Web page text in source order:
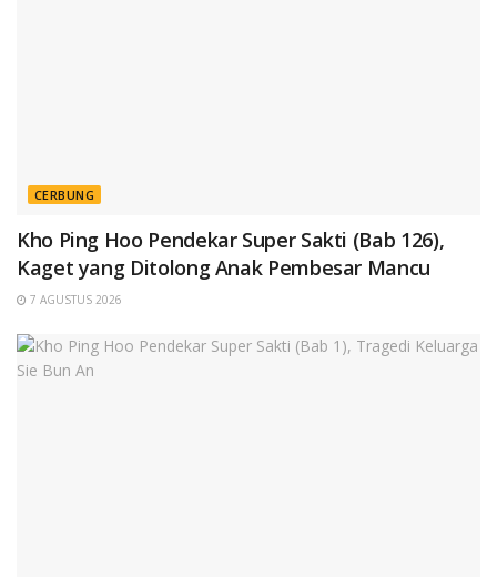
CERBUNG
Kho Ping Hoo Pendekar Super Sakti (Bab 126),
Kaget yang Ditolong Anak Pembesar Mancu
7 AGUSTUS 2026